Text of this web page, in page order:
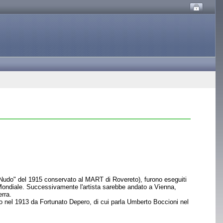
del 1915 conservato al MART di Rovereto), furono eseguiti
Successivamente l'artista sarebbe andato a Vienna,
1913 da Fortunato Depero, di cui parla Umberto Boccioni nel